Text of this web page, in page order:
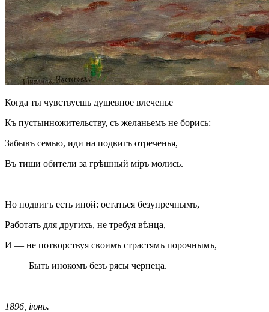
Когда ты чувствуешь душевное влеченье
Къ пустынножительству, съ желаньемъ не борись:
Забывъ семью, иди на подвигъ отреченья,
Въ тиши обители за грѣшный міръ молись.
Но подвигъ есть иной: остаться безупречнымъ,
Работать для другихъ, не требуя вѣнца,
И — не потворствуя своимъ страстямъ порочнымъ,
Быть инокомъ безъ рясы чернеца.
1896, іюнь.